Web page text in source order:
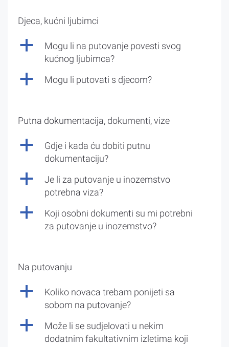
Djeca, kućni ljubimci
a
Mogu li na putovanje povesti svog
kućnog ljubimca?
a Mogu li putovati s djecom?
Putna dokumentacija, dokumenti, vize
a
Gdje i kada ću dobiti putnu
dokumentaciju?
a
Je li za putovanje u inozemstvo
potrebna viza?
a
Koji osobni dokumenti su mi potrebni
za putovanje u inozemstvo?
Na putovanju
a
Koliko novaca trebam ponijeti sa
sobom na putovanje?
a
Može li se sudjelovati u nekim
dodatnim fakultativnim izletima koji